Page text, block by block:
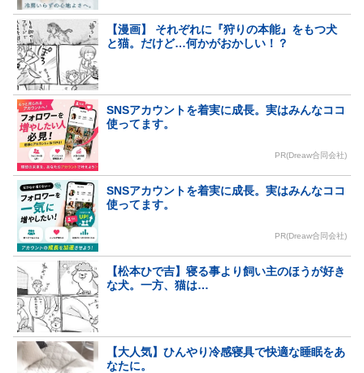
【漫画】 それぞれに『狩りの本能』をもつ犬
と猫。だけど…何かがおかしい！？
SNSアカウントを着実に成長。実はみんなココ
使ってます。
PR(Dreaw合同会社)
SNSアカウントを着実に成長。実はみんなココ
使ってます。
PR(Dreaw合同会社)
【松本ひで吉】寝る事より飼い主のほうが好き
な犬。一方、猫は…
【大人気】ひんやり冷感寝具で快適な睡眠をあ
なたに。